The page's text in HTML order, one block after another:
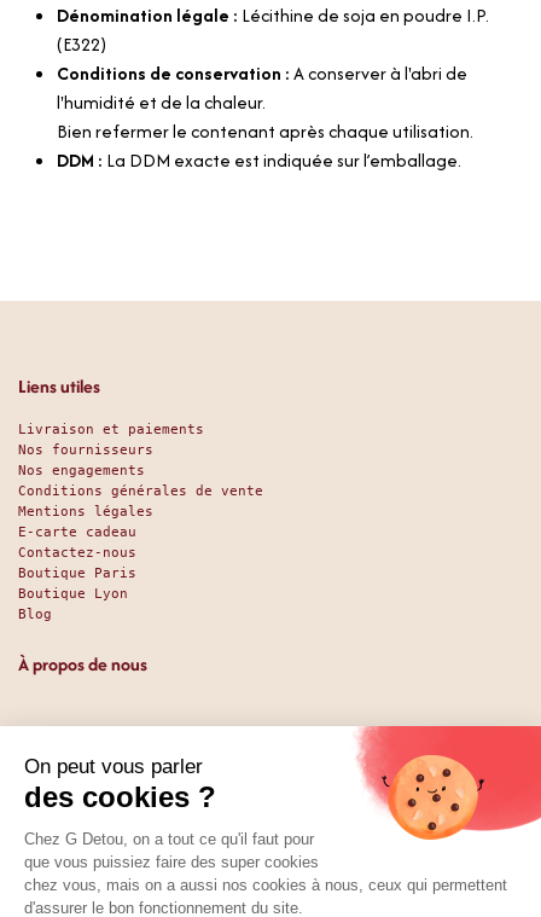
Dénomination légale : Lécithine de soja en poudre I.P.
(E322)
Conditions de conservation :A conserver à l'abri de
l'humidité et de la chaleur.
Bien refermer le contenant après chaque utilisation.
DDM : La DDM exacte est indiquée sur l’emballage.
Liens utiles
Livraison et paiements
Nos fournisseurs
Nos engagements
Conditions générales de vente
Mentions légales
E-carte cadeau
Contactez-nous
Boutique Paris
Boutique Lyon
Blog
À propos de nous
Depuis 1951, nous accueillons les gourmands et les gourmets
en leur promettant des produits de qualité au meilleur
prix. Que vous soyez des pros ou des particuliers, que vous
cherchiez du sucré ou du salé, nous avons sans doute ce
qu’il vous faut. Et même des choses que vous ne soupçonniez
pas. La boutique existe depuis 1951, la vente en ligne
depuis 2025.